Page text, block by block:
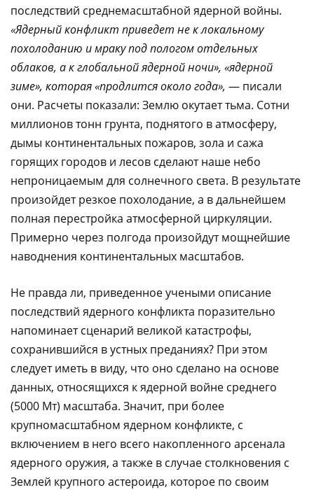
последствий среднемасштабной ядерной войны.
«Ядерный конфликт приведет не к локальному
похолоданию и мраку под пологом отдельных
облаков, а к глобальной ядерной ночи», «ядерной
зиме», которая «продлится около года», — писали
они. Расчеты показали: Землю окутает тьма. Сотни
миллионов тонн грунта, поднятого в атмосферу,
дымы континентальных пожаров, зола и сажа
горящих городов и лесов сделают наше небо
непроницаемым для солнечного света. В результате
произойдет резкое похолодание, а в дальнейшем
полная перестройка атмосферной циркуляции.
Примерно через полгода произойдут мощнейшие
наводнения континентальных масштабов.
Не правда ли, приведенное учеными описание
последствий ядерного конфликта поразительно
напоминает сценарий великой катастрофы,
сохранившийся в устных преданиях? При этом
следует иметь в виду, что оно сделано на основе
данных, относящихся к ядерной войне среднего
(5000 Мт) масштаба. Значит, при более
крупномасштабном ядерном конфликте, с
включением в него всего накопленного арсенала
ядерного оружия, а также в случае столкновения с
Землей крупного астероида, которое по своим